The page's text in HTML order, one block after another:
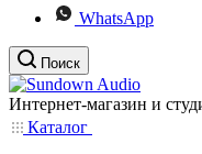
WhatsApp
Поиск
Интернет-магазин и
Каталог